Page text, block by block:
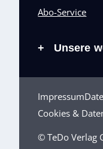
Abo-Service
+ Unsere
Impressum
Cookies &
© TeDo Verlag